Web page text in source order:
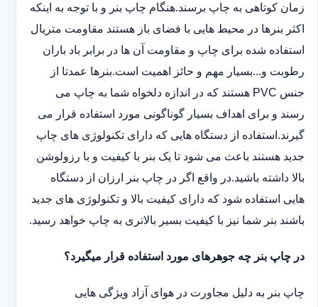
زمان کوتاهی به چاپ برسند.هنگام چاپ بنر و با توجه به اینکه
اکثر بنرها در محیط هایی با فضای باز هستند مقاومت متریال
استفاده شده برای چاپ و مقاومت آن ها در برابر باد باران
رطوبت و...بسیار مهم و حائز اهمیت است.بنرها عمدتا از
جنس PVC هستند که در اندازه دلخواه شما به چاپ می
رسند و برای اهداف بسیار گوناگونی مورد استفاده قرار می
گیرند.استفاده از دستگاه هایی که دارای تکنولوژی های چاپ
جدید هستند باعث می شود تا یک بنر با کیفیت و با رزولوشن
بالا داشته باشید.در واقع اگر در چاپ بنر ارزان از دستگاه
هایی استفاده شود که دارای کیفیت بالا و تکنولوژی های جدید
باشند بنر شما نیز با کیفیت بسیر بالاتری به چاپ خواهد رسید.
در چاپ بنر چه جوهرهای مورد استفاده قرار میگیرد؟
چاپ بنر به دلیل مجاورت در هوای آزاد ویژگی هایی